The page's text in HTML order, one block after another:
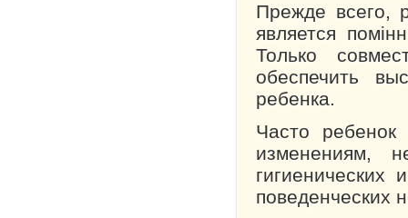
Прежде всего,
является
Только
обеспечить
ребенка.
Часто
изменениям,
поведенческих